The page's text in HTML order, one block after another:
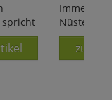
spricht
Immer den
Nüstern
zum